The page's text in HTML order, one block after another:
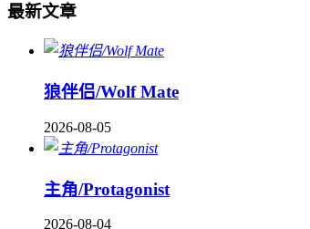
最新文章
狼伴侣/Wolf Mate
2026-08-05
主角/Protagonist
2026-08-04